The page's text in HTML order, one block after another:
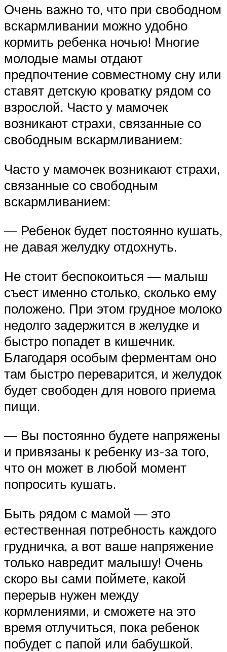
Очень важно то, что при свободном
вскармливании можно удобно
кормить ребенка ночью! Многие
молодые мамы отдают
предпочтение совместному сну или
ставят детскую кроватку рядом со
взрослой. Часто у мамочек
возникают страхи, связанные со
свободным вскармливанием:
Часто у мамочек возникают страхи,
связанные со свободным
вскармливанием:
— Ребенок будет постоянно кушать,
не давая желудку отдохнуть.
Не стоит беспокоиться — малыш
съест именно столько, сколько ему
положено. При этом грудное молоко
недолго задержится в желудке и
быстро попадет в кишечник.
Благодаря особым ферментам оно
там быстро переварится, и желудок
будет свободен для нового приема
пищи.
— Вы постоянно будете напряжены
и привязаны к ребенку из-за того,
что он может в любой момент
попросить кушать.
Быть рядом с мамой — это
естественная потребность каждого
грудничка, а вот ваше напряжение
только навредит малышу! Очень
скоро вы сами поймете, какой
перерыв нужен между
кормлениями, и сможете на это
время отлучиться, пока ребенок
побудет с папой или бабушкой.